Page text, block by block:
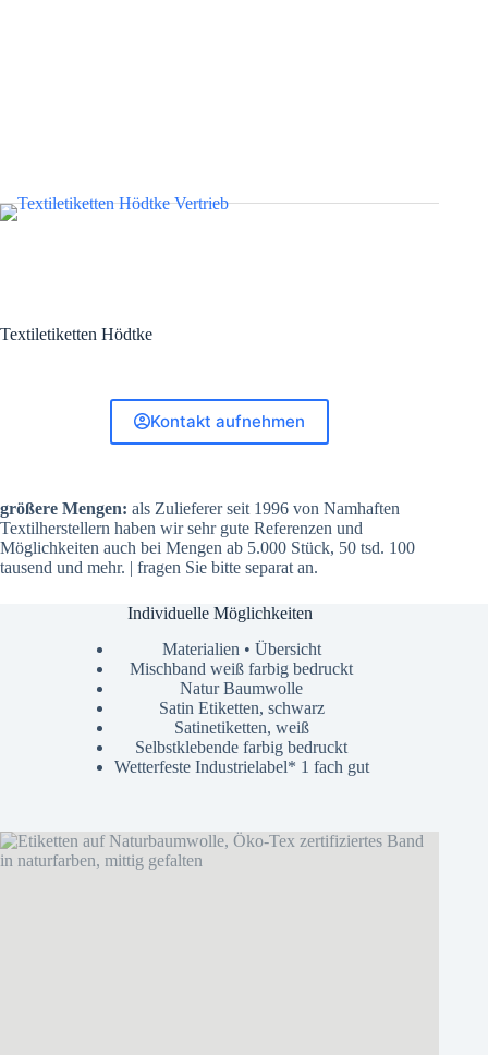
Textiletiketten Hödtke
Kontakt aufnehmen
größere Mengen: als Zulieferer seit 1996 von Namhaften
Textilherstellern haben wir sehr gute Referenzen und
Möglichkeiten auch bei Mengen ab 5.000 Stück, 50 tsd. 100
tausend und mehr. | fragen Sie bitte separat an.
Individuelle Möglichkeiten
Materialien • Übersicht
Mischband weiß farbig bedruckt
Natur Baumwolle
Satin Etiketten, schwarz
Satinetiketten, weiß
Selbstklebende farbig bedruckt
Wetterfeste Industrielabel* 1 fach gut